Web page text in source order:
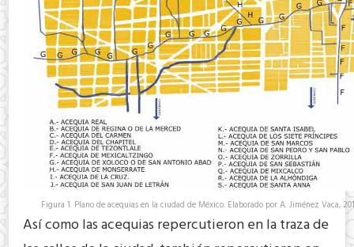
Figura 1. Plano de acequias en la ciudad de México. Elaborado por A. Jiménez Vaca,
Así como las acequias repercutieron en la traza de